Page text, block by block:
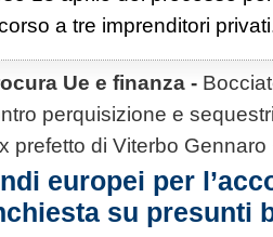
a tre imprenditori
Ue e finanza -
perquisizione e
prefetto di Viterbo Gennaro
europei per
su presunti